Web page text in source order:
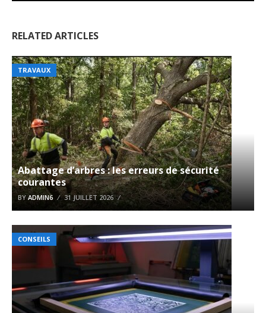
RELATED ARTICLES
TRAVAUX
Abattage d’arbres : les erreurs de sécurité
courantes
BYADMIN6 31 JUILLET 2026
CONSEILS